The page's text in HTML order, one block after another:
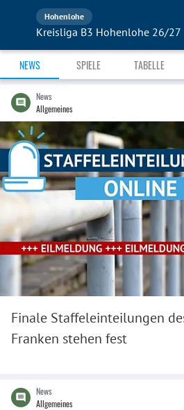
Hohenlohe
Kreisliga B3 Hohenlohe 26/27
NEWS SPIELE TABELLE
News
Allgemeines
Finale Staffeleinteilungen
Franken stehen fest
News
Allgemeines